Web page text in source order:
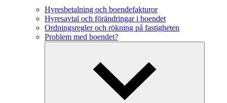
Hyresbetalning och boendefakturor
Hyresavtal och förändringar i boendet
Ordningsregler och rökning på fastigheten
Problem med boendet?